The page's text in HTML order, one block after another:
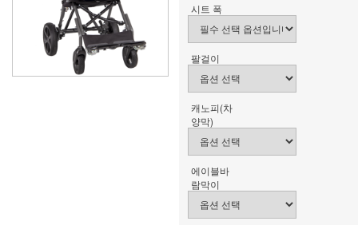
시트 폭
팔걸이
캐노피(차
양막)
에이블바
람막이